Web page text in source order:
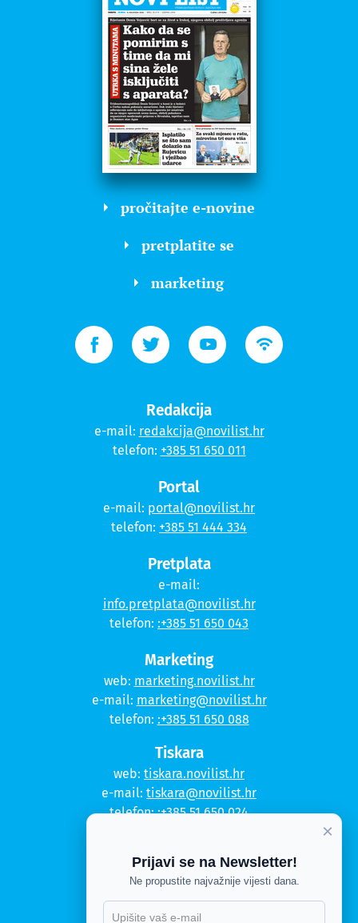
pročitajte e-novine
pretplatite se
marketing
Redakcija
e-mail: redakcija@novilist.hr
telefon: +385 51 650 011
Portal
e-mail: portal@novilist.hr
telefon: +385 51 444 334
Pretplata
e-mail:
info.pretplata@novilist.hr
telefon: :+385 51 650 043
Marketing
web: marketing.novilist.hr
e-mail: marketing@novilist.hr
telefon: :+385 51 650 088
Tiskara
web: tiskara.novilist.hr
e-mail: tiskara@novilist.hr
telefon::+385 51 650 024
Kontakt
Politika privatnosti
×
Prijavi se na Newsletter!
Ne propustite najvažnije vijesti dana.